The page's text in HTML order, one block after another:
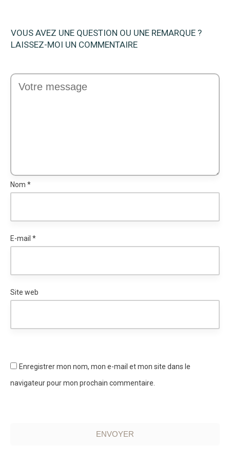
VOUS AVEZ UNE QUESTION OU UNE REMARQUE ?
LAISSEZ-MOI UN COMMENTAIRE
Nom *
E-mail *
Site web
Enregistrer mon nom, mon e-mail et mon site dans le
navigateur pour mon prochain commentaire.
ENVOYER